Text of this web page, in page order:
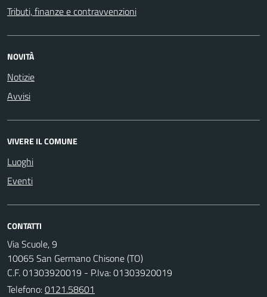
Tributi, finanze e contravvenzioni
NOVITÀ
Notizie
Avvisi
VIVERE IL COMUNE
Luoghi
Eventi
CONTATTI
Via Scuole, 9
10065 San Germano Chisone (TO)
C.F. 01303920019 - P.Iva: 01303920019
Telefono:0121.58601